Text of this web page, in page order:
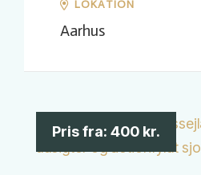
LOKATION
Aarhus
Pris fra: 400 kr.